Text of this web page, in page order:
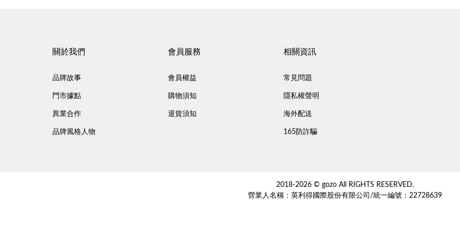
關於我們
品牌故事
門市據點
異業合作
品牌風格人物
會員服務
會員權益
購物須知
退貨須知
相關資訊
常見問題
隱私權聲明
海外配送
165防詐騙
2018-2026 © gozo All RIGHTS RESERVED.
營業人名稱：英利得國際股份有限公司/統一編號：22728639